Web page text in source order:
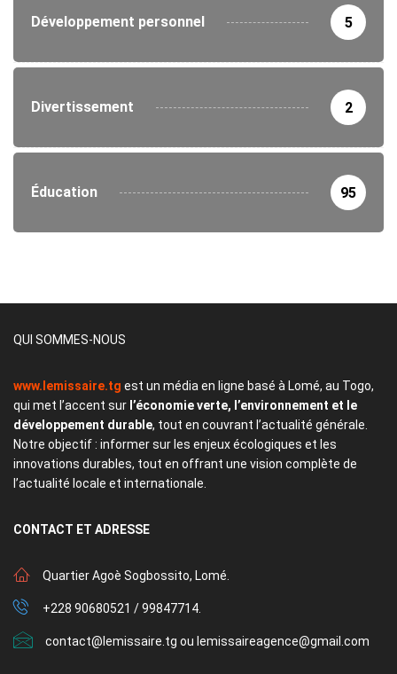
Développement personnel 5
Divertissement 2
Éducation 95
QUI SOMMES-NOUS
www.lemissaire.tg est un média en ligne basé à Lomé, au Togo,
qui met l’accent sur l’économie verte, l’environnement et le
développement durable, tout en couvrant l’actualité générale.
Notre objectif : informer sur les enjeux écologiques et les
innovations durables, tout en offrant une vision complète de
l’actualité locale et internationale.
CONTACT ET ADRESSE
Quartier Agoè Sogbossito, Lomé.
+228 90680521 / 99847714.
contact@lemissaire.tg ou lemissaireagence@gmail.com